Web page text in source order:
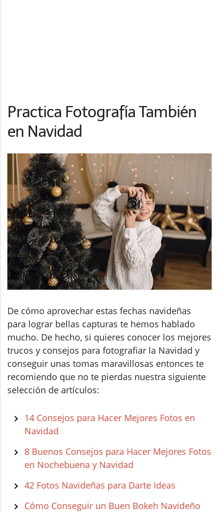
Practica Fotografía También
en Navidad
De cómo aprovechar estas fechas navideñas
para lograr bellas capturas te hemos hablado
mucho. De hecho, si quieres conocer los mejores
trucos y consejos para fotografiar la Navidad y
conseguir unas tomas maravillosas entonces te
recomiendo que no te pierdas nuestra siguiente
selección de artículos:
14 Consejos para Hacer Mejores Fotos en
Navidad
8 Buenos Consejos para Hacer Mejores Fotos
en Nochebuena y Navidad
42 Fotos Navideñas para Darte Ideas
Cómo Conseguir un Buen Bokeh Navideño